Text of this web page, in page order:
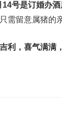
号是订婚办酒
需留意属猪的
利，喜气满满